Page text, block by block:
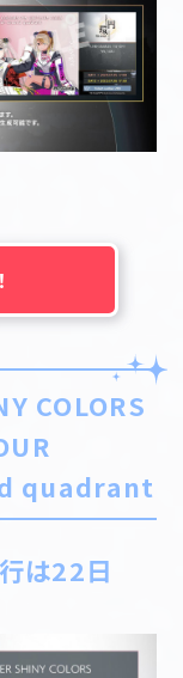
COLORS
quadrant
は22日